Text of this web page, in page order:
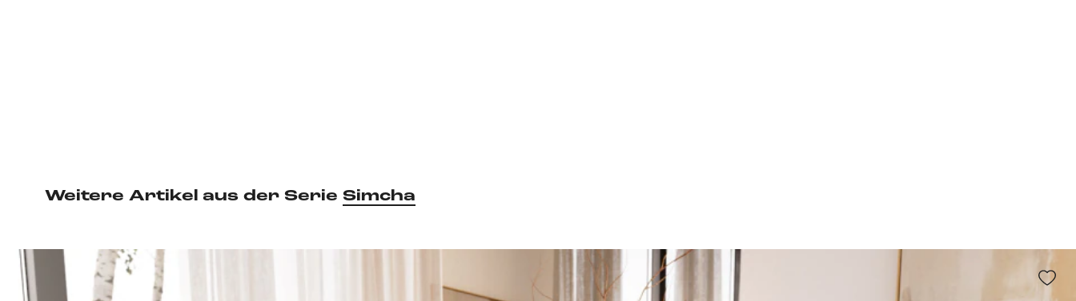
Weitere Artikel aus der Serie Simcha